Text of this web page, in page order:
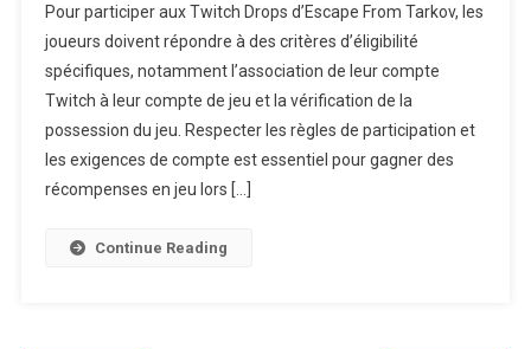
From
:
Critères
Pour participer aux Twitch Drops d’Escape From Tarkov, les
joueurs doivent répondre à des critères d’éligibilité
spécifiques, notamment l’association de leur compte
Twitch à leur compte de jeu et la vérification de la
possession du jeu. Respecter les règles de participation et
les exigences de compte est essentiel pour gagner des
récompenses en jeu lors […]
Continue Reading